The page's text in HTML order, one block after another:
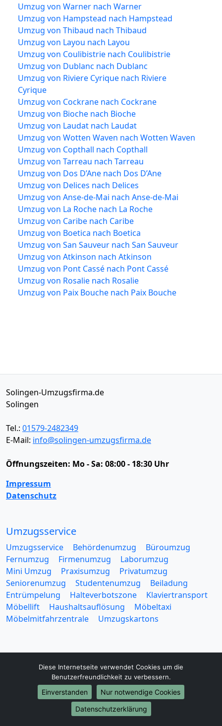
Umzug von Warner nach Warner
Umzug von Hampstead nach Hampstead
Umzug von Thibaud nach Thibaud
Umzug von Layou nach Layou
Umzug von Coulibistrie nach Coulibistrie
Umzug von Dublanc nach Dublanc
Umzug von Riviere Cyrique nach Riviere
Cyrique
Umzug von Cockrane nach Cockrane
Umzug von Bioche nach Bioche
Umzug von Laudat nach Laudat
Umzug von Wotten Waven nach Wotten Waven
Umzug von Copthall nach Copthall
Umzug von Tarreau nach Tarreau
Umzug von Dos D’Ane nach Dos D’Ane
Umzug von Delices nach Delices
Umzug von Anse-de-Mai nach Anse-de-Mai
Umzug von La Roche nach La Roche
Umzug von Caribe nach Caribe
Umzug von Boetica nach Boetica
Umzug von San Sauveur nach San Sauveur
Umzug von Atkinson nach Atkinson
Umzug von Pont Cassé nach Pont Cassé
Umzug von Rosalie nach Rosalie
Umzug von Paix Bouche nach Paix Bouche
Solingen-Umzugsfirma.de
Solingen
Tel.: 01579-2482349
E-Mail: info@solingen-umzugsfirma.de
Öffnungszeiten: Mo - Sa: 08:00 - 18:30 Uhr
Impressum
Datenschutz
Umzugsservice
Umzugsservice Behördenumzug
Büroumzug
Fernumzug
Firmenumzug
Laborumzug
Mini Umzug
Praxisumzug
Privatumzug
Seniorenumzug
Studentenumzug
Beiladung
Entrümpelung
Halteverbotszone
Klaviertransport
Möbellift
Haushaltsauflösung
Möbeltaxi
Möbelmitfahrzentrale
Umzugskartons
Europa-Umzüge
Umzug von Solingen nach Belarus
Umzug von Solingen nach Belgien
Diese Internetseite verwendet Cookies um die
Benutzerfreundlichkeit zu verbessern.
Einverstanden
Nur notwendige Cookies
Datenschutzerklärung